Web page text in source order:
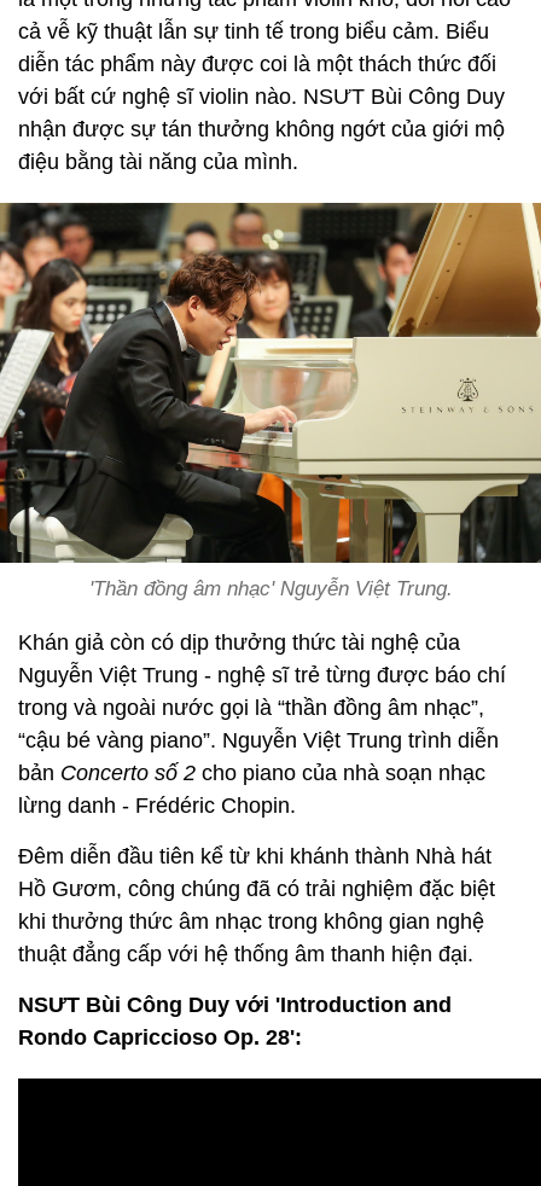
cả vễ kỹ thuật lẫn sự tinh tế trong biểu cảm. Biểu
diễn tác phẩm này được coi là một thách thức đối
với bất cứ nghệ sĩ violin nào. NSƯT Bùi Công Duy
nhận được sự tán thưởng không ngớt của giới mộ
điệu bằng tài năng của mình.
'Thần đồng âm nhạc' Nguyễn Việt Trung.
Khán giả còn có dịp thưởng thức tài nghệ của
Nguyễn Việt Trung - nghệ sĩ trẻ từng được báo chí
trong và ngoài nước gọi là “thần đồng âm nhạc”,
“cậu bé vàng piano”. Nguyễn Việt Trung trình diễn
bản Concerto số 2 cho piano của nhà soạn nhạc
lừng danh - Frédéric Chopin.
Đêm diễn đầu tiên kể từ khi khánh thành Nhà hát
Hồ Gươm, công chúng đã có trải nghiệm đặc biệt
khi thưởng thức âm nhạc trong không gian nghệ
thuật đẳng cấp với hệ thống âm thanh hiện đại.
NSƯT Bùi Công Duy với 'Introduction and
Rondo Capriccioso Op. 28':